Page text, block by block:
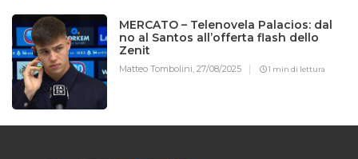
MERCATO – Telenovela Palacios: dal
no al Santos all’offerta flash dello
Zenit
Matteo Tombolini,27/08/2025 1 min di lettura